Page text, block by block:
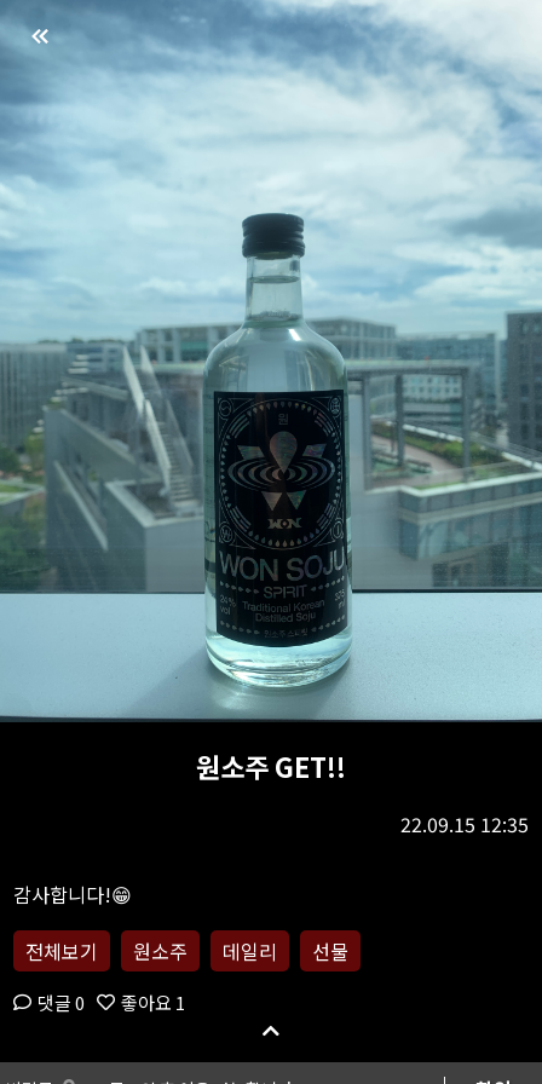
원소주 GET!!
22.09.15 12:35
전체보기
원소주 데일리 선물
댓글 0 좋아요 1